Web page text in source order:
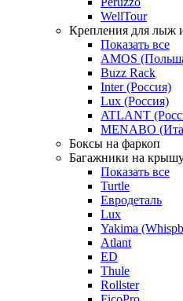
WellTour
Крепления для лыж
Показать все
AMOS
Buzz Rack
Inter (Россия)
Lux (Россия)
ATLANT
MENABO
Боксы на фаркоп
Багажники на
Показать все
Turtle
Евродеталь
Lux
Yakima
Atlant
ED
Thule
Rollster